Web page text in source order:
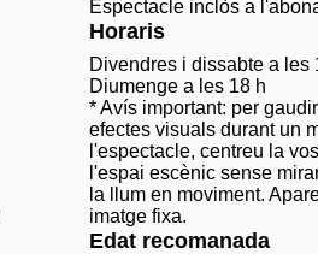
Espectacle inclòs a
Horaris
Divendres i dissabte a les
Diumenge a les 18 h
* Avís important: per
efectes visuals durant un
l'espectacle, centreu la
l'espai escènic sense
la llum en moviment.
imatge fixa.
Edat recomanada